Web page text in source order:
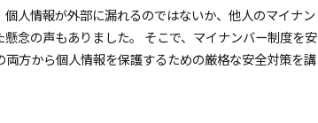
人情報が外部に漏れるのではないか、他人のマイナン
念の声もありました。 そこで、マイナンバー制度を安
方から個人情報を保護するための厳格な安全対策を講